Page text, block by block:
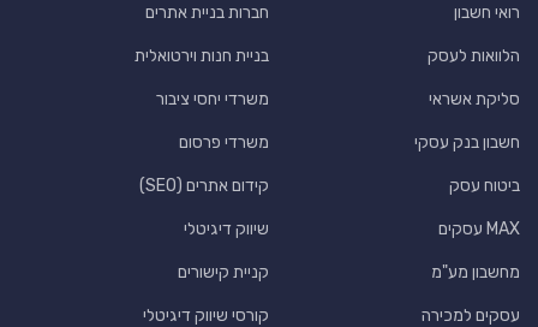
רואי חשבון
הלוואות לעסק
סליקת אשראי
חשבון בנק עסקי
ביטוח עסק
MAX עסקים
מחשבון מע"מ
עסקים למכירה
חברות בניית אתרים
בניית חנות וירטואלית
משרדי יחסי ציבור
משרדי פרסום
קידום אתרים (SEO)
שיווק דיגיטלי
קניית קישורים
קורסי שיווק דיגיטלי